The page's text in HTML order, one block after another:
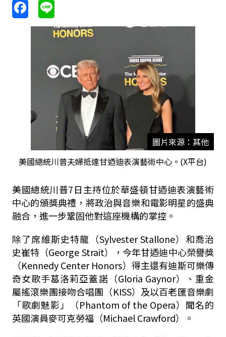
圖片來源：其他
美國總統川普夫婦抵達甘迺迪表演藝術中心。(X平台)
美國總統川普7日主持位於華盛頓甘迺迪表演藝術
中心的頒獎典禮，將政治與音樂和電影明星的盛典
融合，進一步鞏固他對這座機構的掌控。
除了席維斯史特龍（Sylvester Stallone）和喬治
史崔特（George Strait），今年甘迺迪中心榮譽獎
（Kennedy Center Honors）得主還有迪斯可樂傳
奇女歌手葛洛莉亞蓋諾（Gloria Gaynor）、重金
屬搖滾樂團接吻合唱團（KISS）及以百老匯音樂劇
「歌劇魅影」（Phantom of the Opera）聞名的
英國演員麥可克勞福（Michael Crawford）。